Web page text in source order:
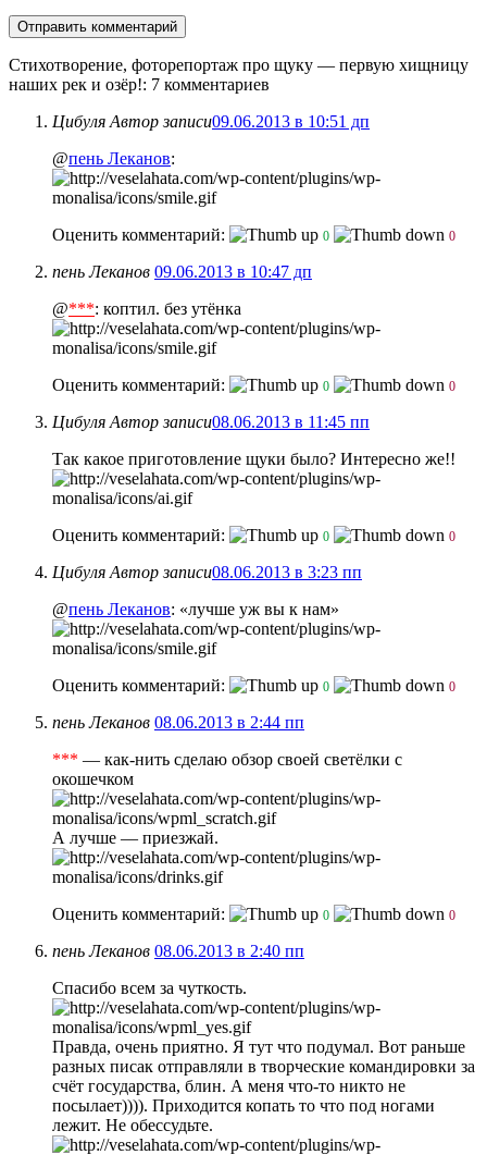
Стихотворение, фоторепортаж про щуку — первую хищницу
наших рек и озёр!: 7 комментариев
Цибуля Автор записи09.06.2013 в 10:51 дп
@пень Леканов:
Оценить комментарий: 0 0
пень Леканов 09.06.2013 в 10:47 дп
@***: коптил. без утёнка
Оценить комментарий: 0 0
Цибуля Автор записи08.06.2013 в 11:45 пп
Так какое приготовление щуки было? Интересно же!!
Оценить комментарий: 0 0
Цибуля Автор записи08.06.2013 в 3:23 пп
@пень Леканов: «лучше уж вы к нам»
Оценить комментарий: 0 0
пень Леканов 08.06.2013 в 2:44 пп
*** — как-нить сделаю обзор своей светёлки с
окошечком
А лучше — приезжай.
Оценить комментарий: 0 0
пень Леканов 08.06.2013 в 2:40 пп
Спасибо всем за чуткость.
Правда, очень приятно. Я тут что подумал. Вот раньше
разных писак отправляли в творческие командировки за
счёт государства, блин. А меня что-то никто не
посылает)))). Приходится копать то что под ногами
лежит. Не обессудьте.